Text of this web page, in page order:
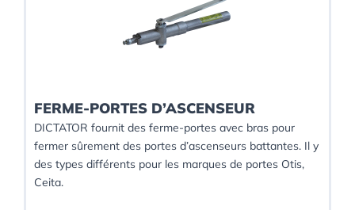
FERME-PORTES D’ASCENSEUR
DICTATOR fournit des ferme-portes avec bras pour
fermer sûrement des portes d’ascenseurs battantes. Il y
des types différents pour les marques de portes Otis,
Ceita.